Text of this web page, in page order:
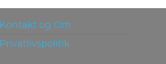
Kontakt og Om
Privatlivspolitik